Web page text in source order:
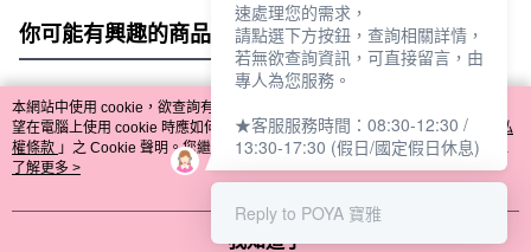
你可能有興趣的商品 全站排行
熱門標籤
本網站中使用 cookie，欲查詢有關本網站使用 cookie 方式之詳情，及若您不希
望在電腦上使用 cookie 時應如何變更電腦的 cookie 設定，請參閱本網站「
隱私
權條款 」之 Cookie 聲明。您繼續使用本網站即表示您同意本公司得按本網站使
用條款之 Cookie 聲明使用 cookie。
了解更多 >
我知道了
速處理您的需求，
請點選下方按鈕，查詢相關詳情，
若無欲查詢資訊，可直接留言，由
專人為您服務。
★客服服務時間：08:30-12:30 /
13:30-17:30 (假日/國定假日休息)
Reply to POYA 寶雅